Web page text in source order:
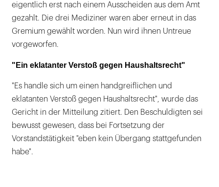
eigentlich erst nach einem Ausscheiden aus dem Amt
gezahlt. Die drei Mediziner waren aber erneut in das
Gremium gewählt worden. Nun wird ihnen Untreue
vorgeworfen.
"Ein eklatanter Verstoß gegen Haushaltsrecht"
"Es handle sich um einen handgreiflichen und
eklatanten Verstoß gegen Haushaltsrecht", wurde das
Gericht in der Mitteilung zitiert. Den Beschuldigten sei
bewusst gewesen, dass bei Fortsetzung der
Vorstandstätigkeit "eben kein Übergang stattgefunden
habe".